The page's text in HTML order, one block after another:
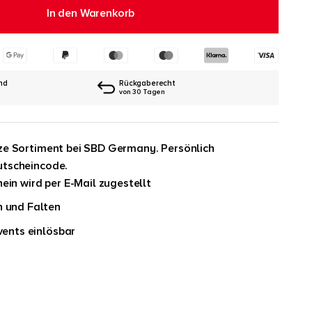
In den Warenkorb
Rückgaberecht
von 30 Tagen
Sortiment bei SBD Germany. Persönlich
wird per E-Mail zugestellt
und Falten
einlösbar